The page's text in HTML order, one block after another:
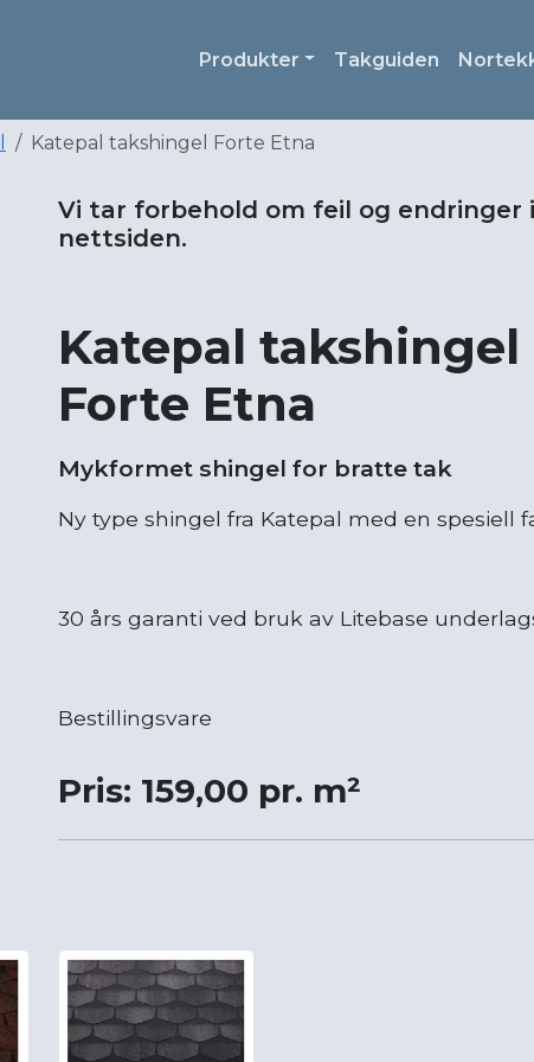
Produkter Takguiden
Katepal takshingel Forte Etna
Vi tar forbehold om feil og endringer
nettsiden.
Katepal takshingel
Forte Etna
Mykformet shingel for bratte tak
Ny type shingel fra Katepal med en spesiell
30 års garanti ved bruk av Litebase
Bestillingsvare
Pris: 159,00 pr. m²